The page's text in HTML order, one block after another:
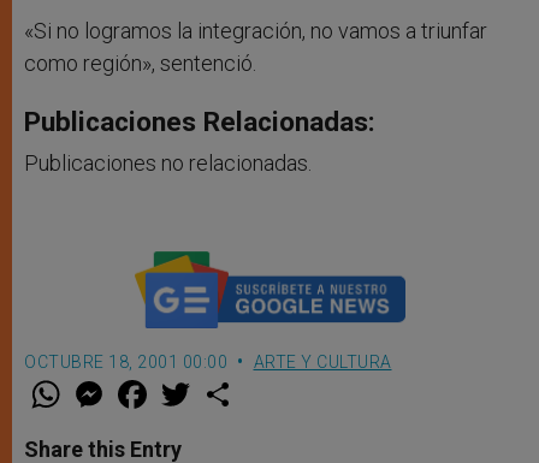
«Si no logramos la integración, no vamos a triunfar
como región», sentenció.
Publicaciones Relacionadas:
Publicaciones no relacionadas.
OCTUBRE 18, 2001 00:00 ARTE Y CULTURA
W
t
M
e
s
F
a
e
w
Share this Entry